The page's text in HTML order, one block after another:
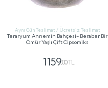
Aynı Gün Teslimat / Ücretsiz Teslimat
Teraryum Annemin Bahçesi- Beraber Bir
Ömür Yaşlı Çift Cipsomiks
1159,00 TL